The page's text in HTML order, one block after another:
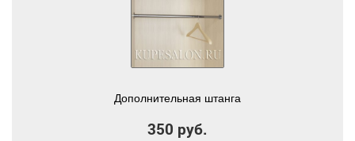
Дополнительная штанга
350 руб.